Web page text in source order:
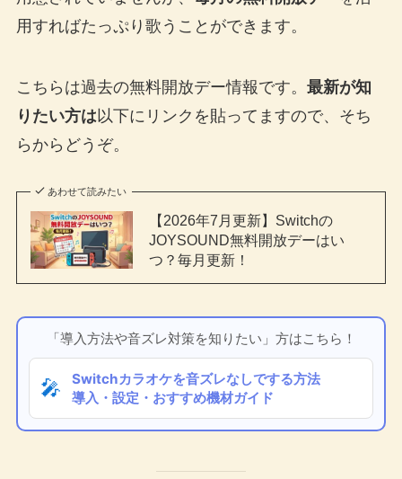
用すればたっぷり歌うことができます。
こちらは過去の無料開放デー情報です。 最新が知
りたい方は 以下にリンクを貼ってますので、そち
らからどうぞ。
あわせて読みたい
【2026年7月更新】Switchの
JOYSOUND無料開放デーはい
つ？毎月更新！
「導入方法や音ズレ対策を知りたい」方はこちら！
🎤
Switchカラオケを音ズレなしでする方法
導入・設定・おすすめ機材ガイド